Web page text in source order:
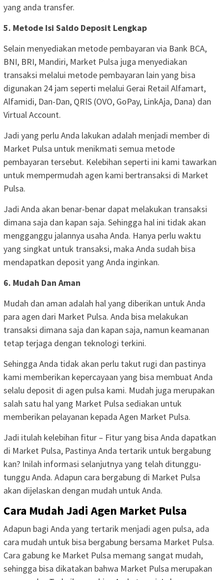
yang anda transfer.
5. Metode Isi Saldo Deposit Lengkap
Selain menyediakan metode pembayaran via Bank BCA,
BNI, BRI, Mandiri, Market Pulsa juga menyediakan
transaksi melalui metode pembayaran lain yang bisa
digunakan 24 jam seperti melalui Gerai Retail Alfamart,
Alfamidi, Dan-Dan, QRIS (OVO, GoPay, LinkAja, Dana) dan
Virtual Account.
Jadi yang perlu Anda lakukan adalah menjadi member di
Market Pulsa untuk menikmati semua metode
pembayaran tersebut. Kelebihan seperti ini kami tawarkan
untuk mempermudah agen kami bertransaksi di Market
Pulsa.
Jadi Anda akan benar-benar dapat melakukan transaksi
dimana saja dan kapan saja. Sehingga hal ini tidak akan
mengganggu jalannya usaha Anda. Hanya perlu waktu
yang singkat untuk transaksi, maka Anda sudah bisa
mendapatkan deposit yang Anda inginkan.
6. Mudah Dan Aman
Mudah dan aman adalah hal yang diberikan untuk Anda
para agen dari Market Pulsa. Anda bisa melakukan
transaksi dimana saja dan kapan saja, namun keamanan
tetap terjaga dengan teknologi terkini.
Sehingga Anda tidak akan perlu takut rugi dan pastinya
kami memberikan kepercayaan yang bisa membuat Anda
selalu deposit di agen pulsa kami. Mudah juga merupakan
salah satu hal yang Market Pulsa sediakan untuk
memberikan pelayanan kepada Agen Market Pulsa.
Jadi itulah kelebihan fitur – Fitur yang bisa Anda dapatkan
di Market Pulsa, Pastinya Anda tertarik untuk bergabung
kan? Inilah informasi selanjutnya yang telah ditunggu-
tunggu Anda. Adapun cara bergabung di Market Pulsa
akan dijelaskan dengan mudah untuk Anda.
Cara Mudah Jadi Agen Market Pulsa
Adapun bagi Anda yang tertarik menjadi agen pulsa, ada
cara mudah untuk bisa bergabung bersama Market Pulsa.
Cara gabung ke Market Pulsa memang sangat mudah,
sehingga bisa dikatakan bahwa Market Pulsa merupakan